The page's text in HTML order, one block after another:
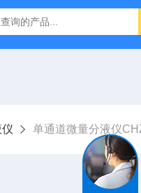
I半自动厌氧培养箱
单通道微量分液仪